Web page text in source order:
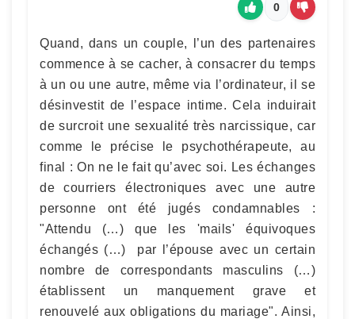
0
Quand, dans un couple, l’un des partenaires
commence à se cacher, à consacrer du temps
à un ou une autre, même via l’ordinateur, il se
désinvestit de l’espace intime. Cela induirait
de surcroit une sexualité très narcissique, car
comme le précise le psychothérapeute, au
final : On ne le fait qu’avec soi. Les échanges
de courriers électroniques avec une autre
personne ont été jugés condamnables :
"Attendu (…) que les 'mails' équivoques
échangés (…) par l’épouse avec un certain
nombre de correspondants masculins (…)
établissent un manquement grave et
renouvelé aux obligations du mariage". Ainsi,